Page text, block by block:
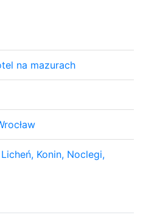
na mazurach
Konin, Noclegi,